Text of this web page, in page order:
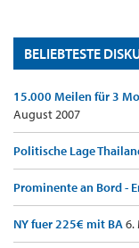
BELIEBTESTE
15.000 Meilen für 3
August 2007
Politische Lage
Prominente an Bord -
NY fuer 225€ mit BA6.